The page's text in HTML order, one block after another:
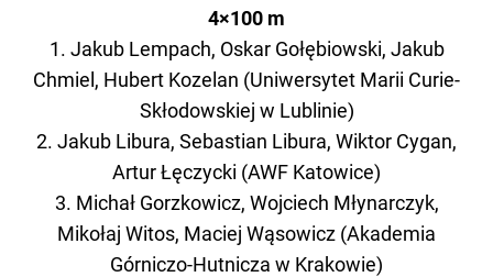
4×100 m
1. Jakub Lempach, Oskar Gołębiowski, Jakub
Chmiel, Hubert Kozelan (Uniwersytet Marii Curie-
Skłodowskiej w Lublinie)
2. Jakub Libura, Sebastian Libura, Wiktor Cygan,
Artur Łęczycki (AWF Katowice)
3. Michał Gorzkowicz, Wojciech Młynarczyk,
Mikołaj Witos, Maciej Wąsowicz (Akademia
Górniczo-Hutnicza w Krakowie)